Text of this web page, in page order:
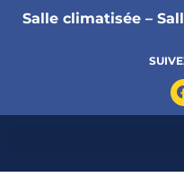
Salle climatisée –